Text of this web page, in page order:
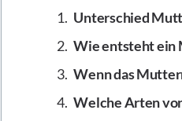
Unterschied
Wie entsteht ein
Wenn das
Welche Arten